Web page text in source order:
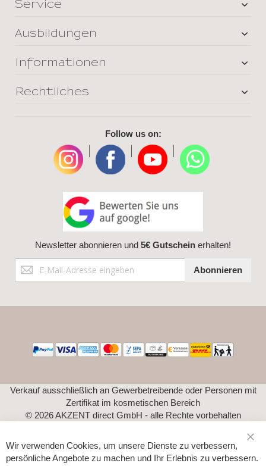
Service
Ausbildungen
Informationen
Rechtliches
Follow us on:
Newsletter abonnieren und 5€ Gutschein erhalten!
Anmeldung
zum
Abonnieren
Verkauf ausschließlich an Gewerbetreibende oder Personen mit
Zertifikat im kosmetischen Bereich
© 2026 AKZENT direct GmbH - alle Rechte vorbehalten
Wir verwenden Cookies, um unsere Dienste zu verbessern,
persönliche Angebote zu machen und Ihr Erlebnis zu verbessern.